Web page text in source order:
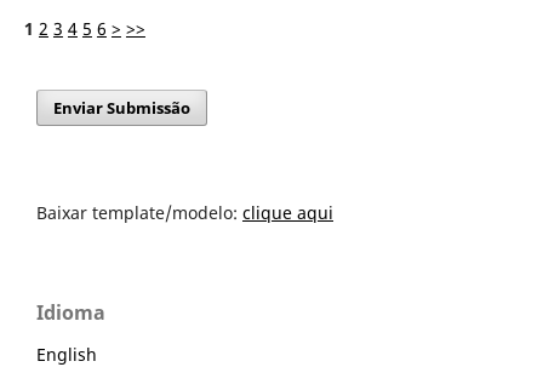
1 2 3 4 5 6 > >>
Enviar Submissão
Baixar template/modelo: clique aqui
Idioma
English